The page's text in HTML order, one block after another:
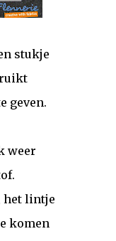
stukje
geven.
weer
het lintje
komen